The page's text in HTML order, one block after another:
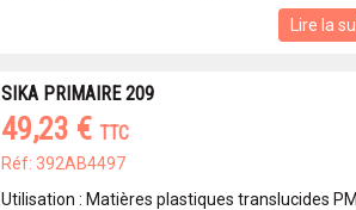
Lire la
SIKA PRIMAIRE 209
49,23 € TTC
Réf: 392AB4497
Utilisation : Matières plastiques translucides